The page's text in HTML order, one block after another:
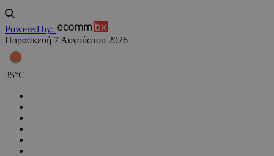
Powered by:
Παρασκευή 7 Αυγούστου 2026
35°C